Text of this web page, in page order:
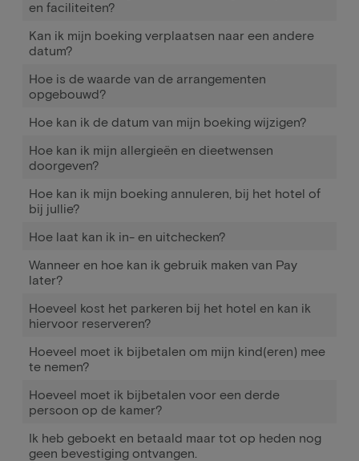
en faciliteiten?
Kan ik mijn boeking verplaatsen naar een andere
datum?
Hoe is de waarde van de arrangementen
opgebouwd?
Hoe kan ik de datum van mijn boeking wijzigen?
Hoe kan ik mijn allergieën en dieetwensen
doorgeven?
Hoe kan ik mijn boeking annuleren, bij het hotel of
bij jullie?
Hoe laat kan ik in- en uitchecken?
Wanneer en hoe kan ik gebruik maken van Pay
later?
Hoeveel kost het parkeren bij het hotel en kan ik
hiervoor reserveren?
Hoeveel moet ik bijbetalen om mijn kind(eren) mee
te nemen?
Hoeveel moet ik bijbetalen voor een derde
persoon op de kamer?
Ik heb geboekt en betaald maar tot op heden nog
geen bevestiging ontvangen.